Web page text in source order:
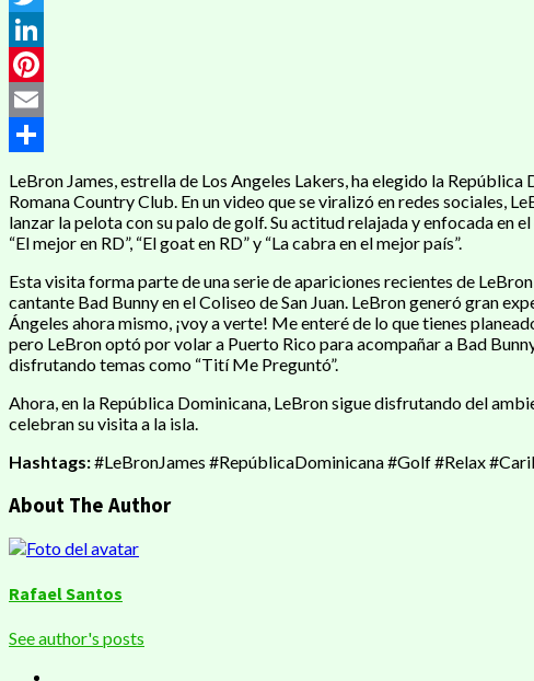
Twitter
LinkedIn
Pinterest
Email
LeBron James, estrella de Los Angeles Lakers, ha elegido la
Romana Country Club. En un video que se viralizó en redes sociales,
lanzar la pelota con su palo de golf. Su actitud relajada y enfocada
“El mejor en RD”, “El goat en RD” y “La cabra en el mejor país”.
Esta visita forma parte de una serie de apariciones recientes de
cantante Bad Bunny en el Coliseo de San Juan. LeBron generó gran
Ángeles ahora mismo, ¡voy a verte! Me enteré de lo que tienes
pero LeBron optó por volar a Puerto Rico para acompañar a Bad
disfrutando temas como “Tití Me Preguntó”.
Ahora, en la República Dominicana, LeBron sigue disfrutando del
celebran su visita a la isla.
Hashtags:#LeBronJames #RepúblicaDominicana #Golf #Relax
About The Author
Rafael Santos
See author's posts